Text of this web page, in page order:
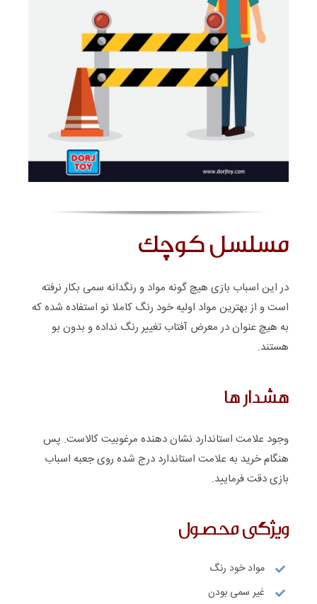
مسلسل کوچک
در این اسباب بازی هیچ گونه مواد و رنگدانه سمی بکار نرفته
است و از بهترین مواد اولیه خود رنگ کاملا نو استفاده شده که
به هیچ عنوان در معرض آفتاب تغییر رنگ نداده و بدون بو
هستند.
هشدار ها
وجود علامت استاندارد نشان دهنده مرغوبیت کالاست. پس
هنگام خرید به علامت استاندارد درج شده روی جعبه اسباب
بازی دقت فرمایید.
ویژگی محصول
مواد خود رنگ
غیر سمی بودن